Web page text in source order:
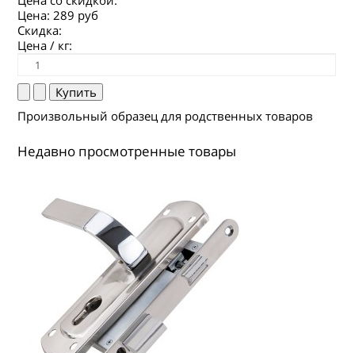
Цена:289 руб
Скидка:
Цена / кг:
Произвольный образец для родственных товаров
Недавно просмотренные товары